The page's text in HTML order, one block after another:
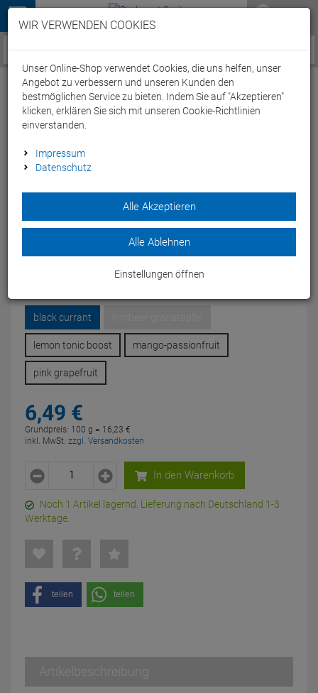
Menü
Service / Hilfe
PowerBar 5 Electrolytes Sports Drink Tabs -
black currant
Ideal für Grundlagenausdauertraining und wann immer man
Sport treibt, aber keine Kalorien oder Kohlenhydrate zu sich
black currant
lemon tonic boost mango-passionfruit
pink grapefruit
6,49 €
Grundpreis: 100 g = 16,23 €
inkl. MwSt. zzgl. Versandkosten
In den Warenkorb
Noch 1 Artikel lagernd. Lieferung nach Deutschland 1-3
Werktage.
teilen teilen
Artikelbeschreibung
WIR VERWENDEN COOKIES
Unser Online-Shop verwendet Cookies, die uns helfen, unser
Angebot zu verbessern und unseren Kunden den
bestmöglichen Service zu bieten. Indem Sie auf "Akzeptieren"
klicken, erklären Sie sich mit unseren Cookie-Richtlinien
einverstanden.
Impressum
Datenschutz
Alle Akzeptieren
Alle Ablehnen
Einstellungen öffnen